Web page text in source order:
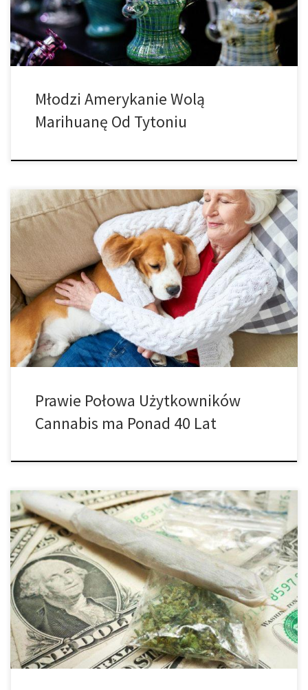
wynika, że ​​Amerykanie w wieku […]
Młodzi Amerykanie Wolą
Marihuanę Od Tytoniu
Raport pokazuje, że prawie połowa użytkowników cannabis ma
ponad 40 lat. Nowe badanie ujawnia, że ​​prawie połowa osób,
które obecnie używają konopi indyjskich w Ameryce Północnej,
ma ponad 40 lat, co jest zaskakującą liczbą, biorąc pod uwagę
popularną narrację, że większość użytkowników marihuany należy
do młodszych grup demograficznych. Spostrzeżenie to […]
Prawie Połowa Użytkowników
Cannabis ma Ponad 40 Lat
Świat marihuany jest bogaty i zróżnicowany. Istnieje także wiele
ciekawostek na temat cannabis. Możesz pomyśleć, że wiesz dużo
o marihuanie, ale zawsze za rogiem czeka na Ciebie coś nowego.
Koniecznie sprawdź naszą listę 25 faktów i ciekawostek, aby
zobaczyć jak wygląda twoja wiedza na temat rośliny! 1. Marihuanę
można spożywać […]